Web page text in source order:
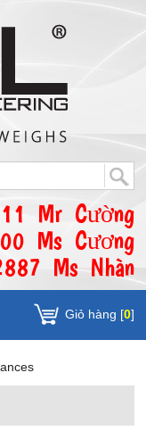
Mr Cường
Ms Cương
Ms Nhàn
Giỏ hàng [0]